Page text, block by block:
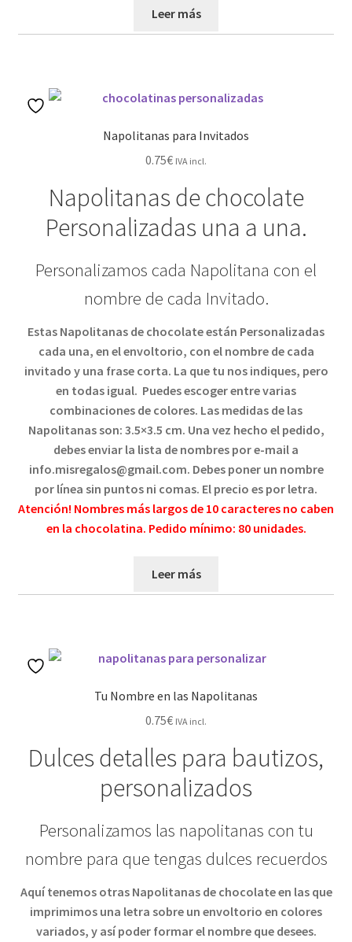
Leer más
Napolitanas para Invitados
0.75€ IVA incl.
Napolitanas de chocolate
Personalizadas una a una.
Personalizamos cada Napolitana con el
nombre de cada Invitado.
Estas Napolitanas de chocolate están Personalizadas
cada una, en el envoltorio, con el nombre de cada
invitado y una frase corta. La que tu nos indiques, pero
en todas igual. Puedes escoger entre varias
combinaciones de colores. Las medidas de las
Napolitanas son: 3.5×3.5 cm. Una vez hecho el pedido,
debesenviar la lista de nombres por e-mail a
info.misregalos@gmail.com. Debes poner un nombre
por línea sin puntos ni comas. El precio es por letra.
Atención! Nombres más largos de 10 caracteres no caben
en la chocolatina. Pedido mínimo: 80 unidades.
Leer más
Tu Nombre en las Napolitanas
0.75€ IVA incl.
Dulces detalles para bautizos,
personalizados
Personalizamos las napolitanas con tu
nombre para que tengas dulces recuerdos
Aquí tenemos otras Napolitanas de chocolateen las que
imprimimos una letra sobre un envoltorio en colores
variados, y así poder formar el nombre que desees.